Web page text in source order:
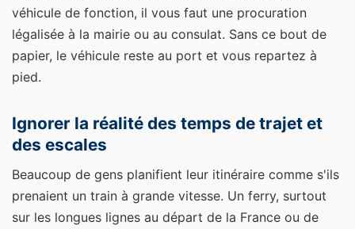
véhicule de fonction, il vous faut une procuration
légalisée à la mairie ou au consulat. Sans ce bout de
papier, le véhicule reste au port et vous repartez à
pied.
Ignorer la réalité des temps de trajet et
des escales
Beaucoup de gens planifient leur itinéraire comme s'ils
prenaient un train à grande vitesse. Un ferry, surtout
sur les longues lignes au départ de la France ou de